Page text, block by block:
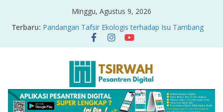
Minggu, Agustus 9, 2026
Terbaru: Pandangan Tafsir Ekologis terhadap Isu Tambang
Nikel di Raja Ampat
PRODUK RELASI KUASA-IDIOLOGI PADA TAFSIR
Sirah Nabawiyah
Oversharing dan Privasi dalam Al-Qur’an: “Ketika
Ayat Bicara Soal Curhat di Sosmed”
Menyikapi Fatherless, Kisah Lukman Menjadi
Cerminan